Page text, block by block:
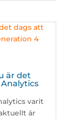
är det
varit
är